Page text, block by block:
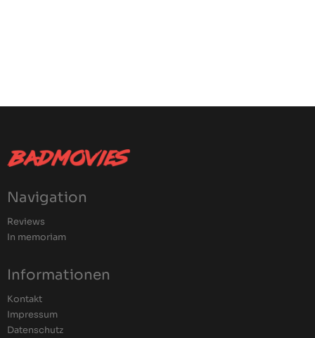
Navigation
Reviews
In memoriam
Informationen
Kontakt
Impressum
Datenschutz